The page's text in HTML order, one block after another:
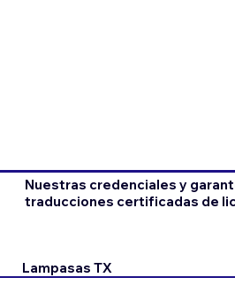
Nuestras credenciales y
traducciones certificadas de
Lampasas TX